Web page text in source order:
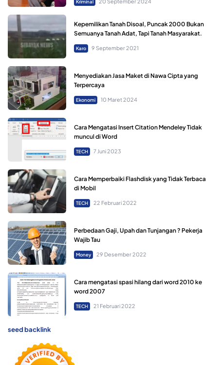
Kriminal 20 September 2024
Kepemilikan Tanah Disoal, Puncak 2000 Bukan
Semuanya Tanah Adat, Tapi Tanah Masyarakat.
Karo 9 September 2021
Menyediakan Jasa Maket di Nawa Cipta yang
Terpercaya
Ekonomi 10 Maret 2024
Cara Mengatasi Insert Citation Mendeley Tidak
muncul di Word
TECH 7 Juni 2023
Cara Memperbaiki Flashdisk yang Tidak Terbaca
di Mobil
TECH 22 Februari 2022
Perbedaan Gaji, Upah dan Tunjangan ? Pekerja
Wajib Tau
Money 29 Desember 2022
Cara mengatasi spasi hilang dari word 2010 ke
word 2007
TECH 21 Februari 2022
seed backlink